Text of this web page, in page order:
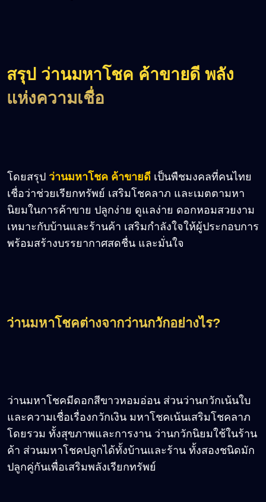
สรุป ว่านมหาโชค ค้าขายดี พลัง
แห่งความเชื่อ
โดยสรุป ว่านมหาโชค ค้าขายดี เป็นพืชมงคลที่คนไทย
เชื่อว่าช่วยเรียกทรัพย์ เสริมโชคลาภ และเมตตามหา
นิยมในการค้าขาย ปลูกง่าย ดูแลง่าย ดอกหอมสวยงาม
เหมาะกับบ้านและร้านค้า เสริมกำลังใจให้ผู้ประกอบการ
พร้อมสร้างบรรยากาศสดชื่น และมั่นใจ
ว่านมหาโชคต่างจากว่านกวักอย่างไร?
ว่านมหาโชคมีดอกสีขาวหอมอ่อน ส่วนว่านกวักเน้นใบ
และความเชื่อเรื่องกวักเงิน มหาโชคเน้นเสริมโชคลาภ
โดยรวม ทั้งสุขภาพและการงาน ว่านกวักนิยมใช้ในร้าน
ค้า ส่วนมหาโชคปลูกได้ทั้งบ้านและร้าน ทั้งสองชนิดมัก
ปลูกคู่กันเพื่อเสริมพลังเรียกทรัพย์